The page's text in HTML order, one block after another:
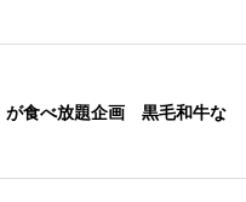
が食べ放題企画 黒毛和牛な